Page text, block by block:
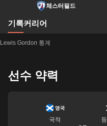
체스터필드
기록커리어
Lewis Gordon 통계
선수 약력
영국
국적